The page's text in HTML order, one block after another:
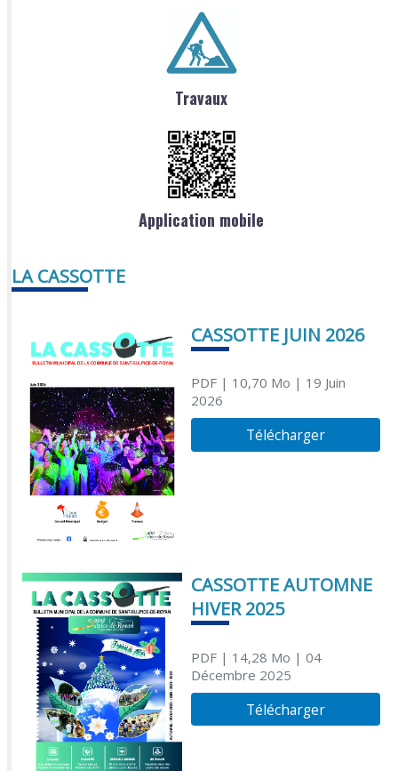
Travaux
Application mobile
LA CASSOTTE
CASSOTTE JUIN 2026
PDF| 10,70 Mo | 19 Juin
2026
Télécharger
CASSOTTE AUTOMNE
HIVER 2025
PDF| 14,28 Mo | 04
Décembre 2025
Télécharger